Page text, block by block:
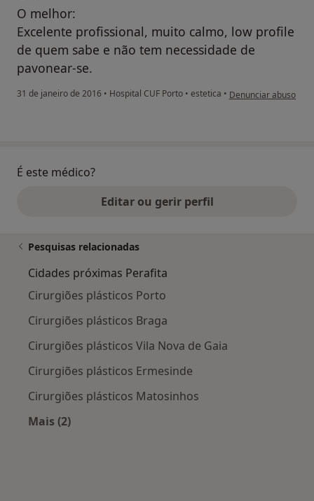
O melhor:
Excelente profissional, muito calmo, low profile
de quem sabe e não tem necessidade de
pavonear-se.
31 de janeiro de 2016 • Hospital CUF Porto • estetica • na opinião do
Denunciar abuso
É este médico?
Editar ou gerir perfil
Pesquisas relacionadas
Cidades próximas Perafita
Cirurgiões plásticos Porto
Cirurgiões plásticos Braga
Cirurgiões plásticos Vila Nova de Gaia
Cirurgiões plásticos Ermesinde
Cirurgiões plásticos Matosinhos
Mais (2)